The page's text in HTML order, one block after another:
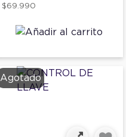
$69.990
Agotado